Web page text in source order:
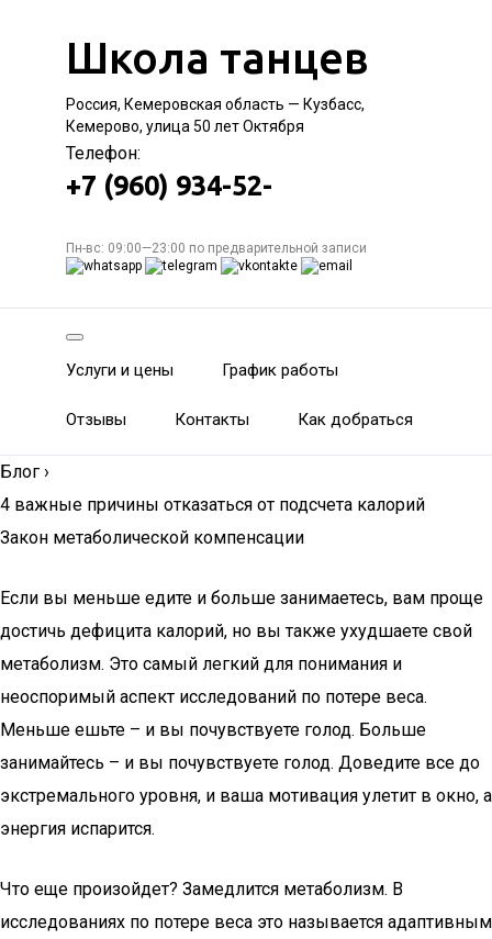
Школа танцев
Россия, Кемеровская область — Кузбасс,
Кемерово, улица 50 лет Октября
Телефон:
+7 (960) 934-52-
Пн-вс: 09:00—23:00 по предварительной записи
Услуги и цены График работы
Отзывы Контакты Как добраться
Блог ›
4 важные причины отказаться от подсчета калорий
Закон метаболической компенсации
Если вы меньше едите и больше занимаетесь, вам проще
достичь дефицита калорий, но вы также ухудшаете свой
метаболизм. Это самый легкий для понимания и
неоспоримый аспект исследований по потере веса.
Меньше ешьте – и вы почувствуете голод. Больше
занимайтесь – и вы почувствуете голод. Доведите все до
экстремального уровня, и ваша мотивация улетит в окно, а
энергия испарится.
Что еще произойдет? Замедлится метаболизм. В
исследованиях по потере веса это называется адаптивным